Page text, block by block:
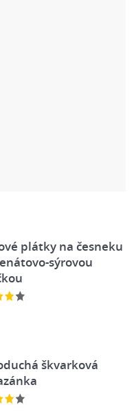
plátky na česneku
sýrovou
škvarková